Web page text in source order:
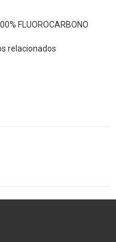
FLUOROCARBONO
relacionados